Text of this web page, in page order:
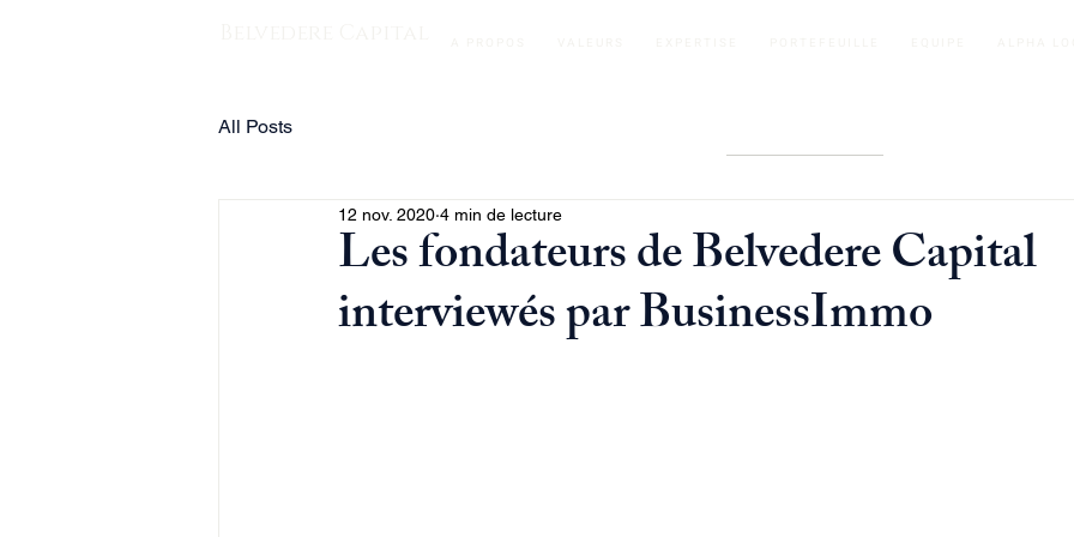
All Posts
Les fondateurs de Belvedere Capital
interviewés par BusinessImmo
12 nov. 2020 4 min de lecture